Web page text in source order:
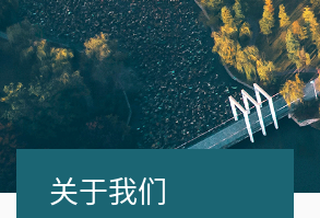
关于我们